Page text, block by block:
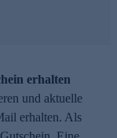
erhalten
und aktuelle
erhalten. Als